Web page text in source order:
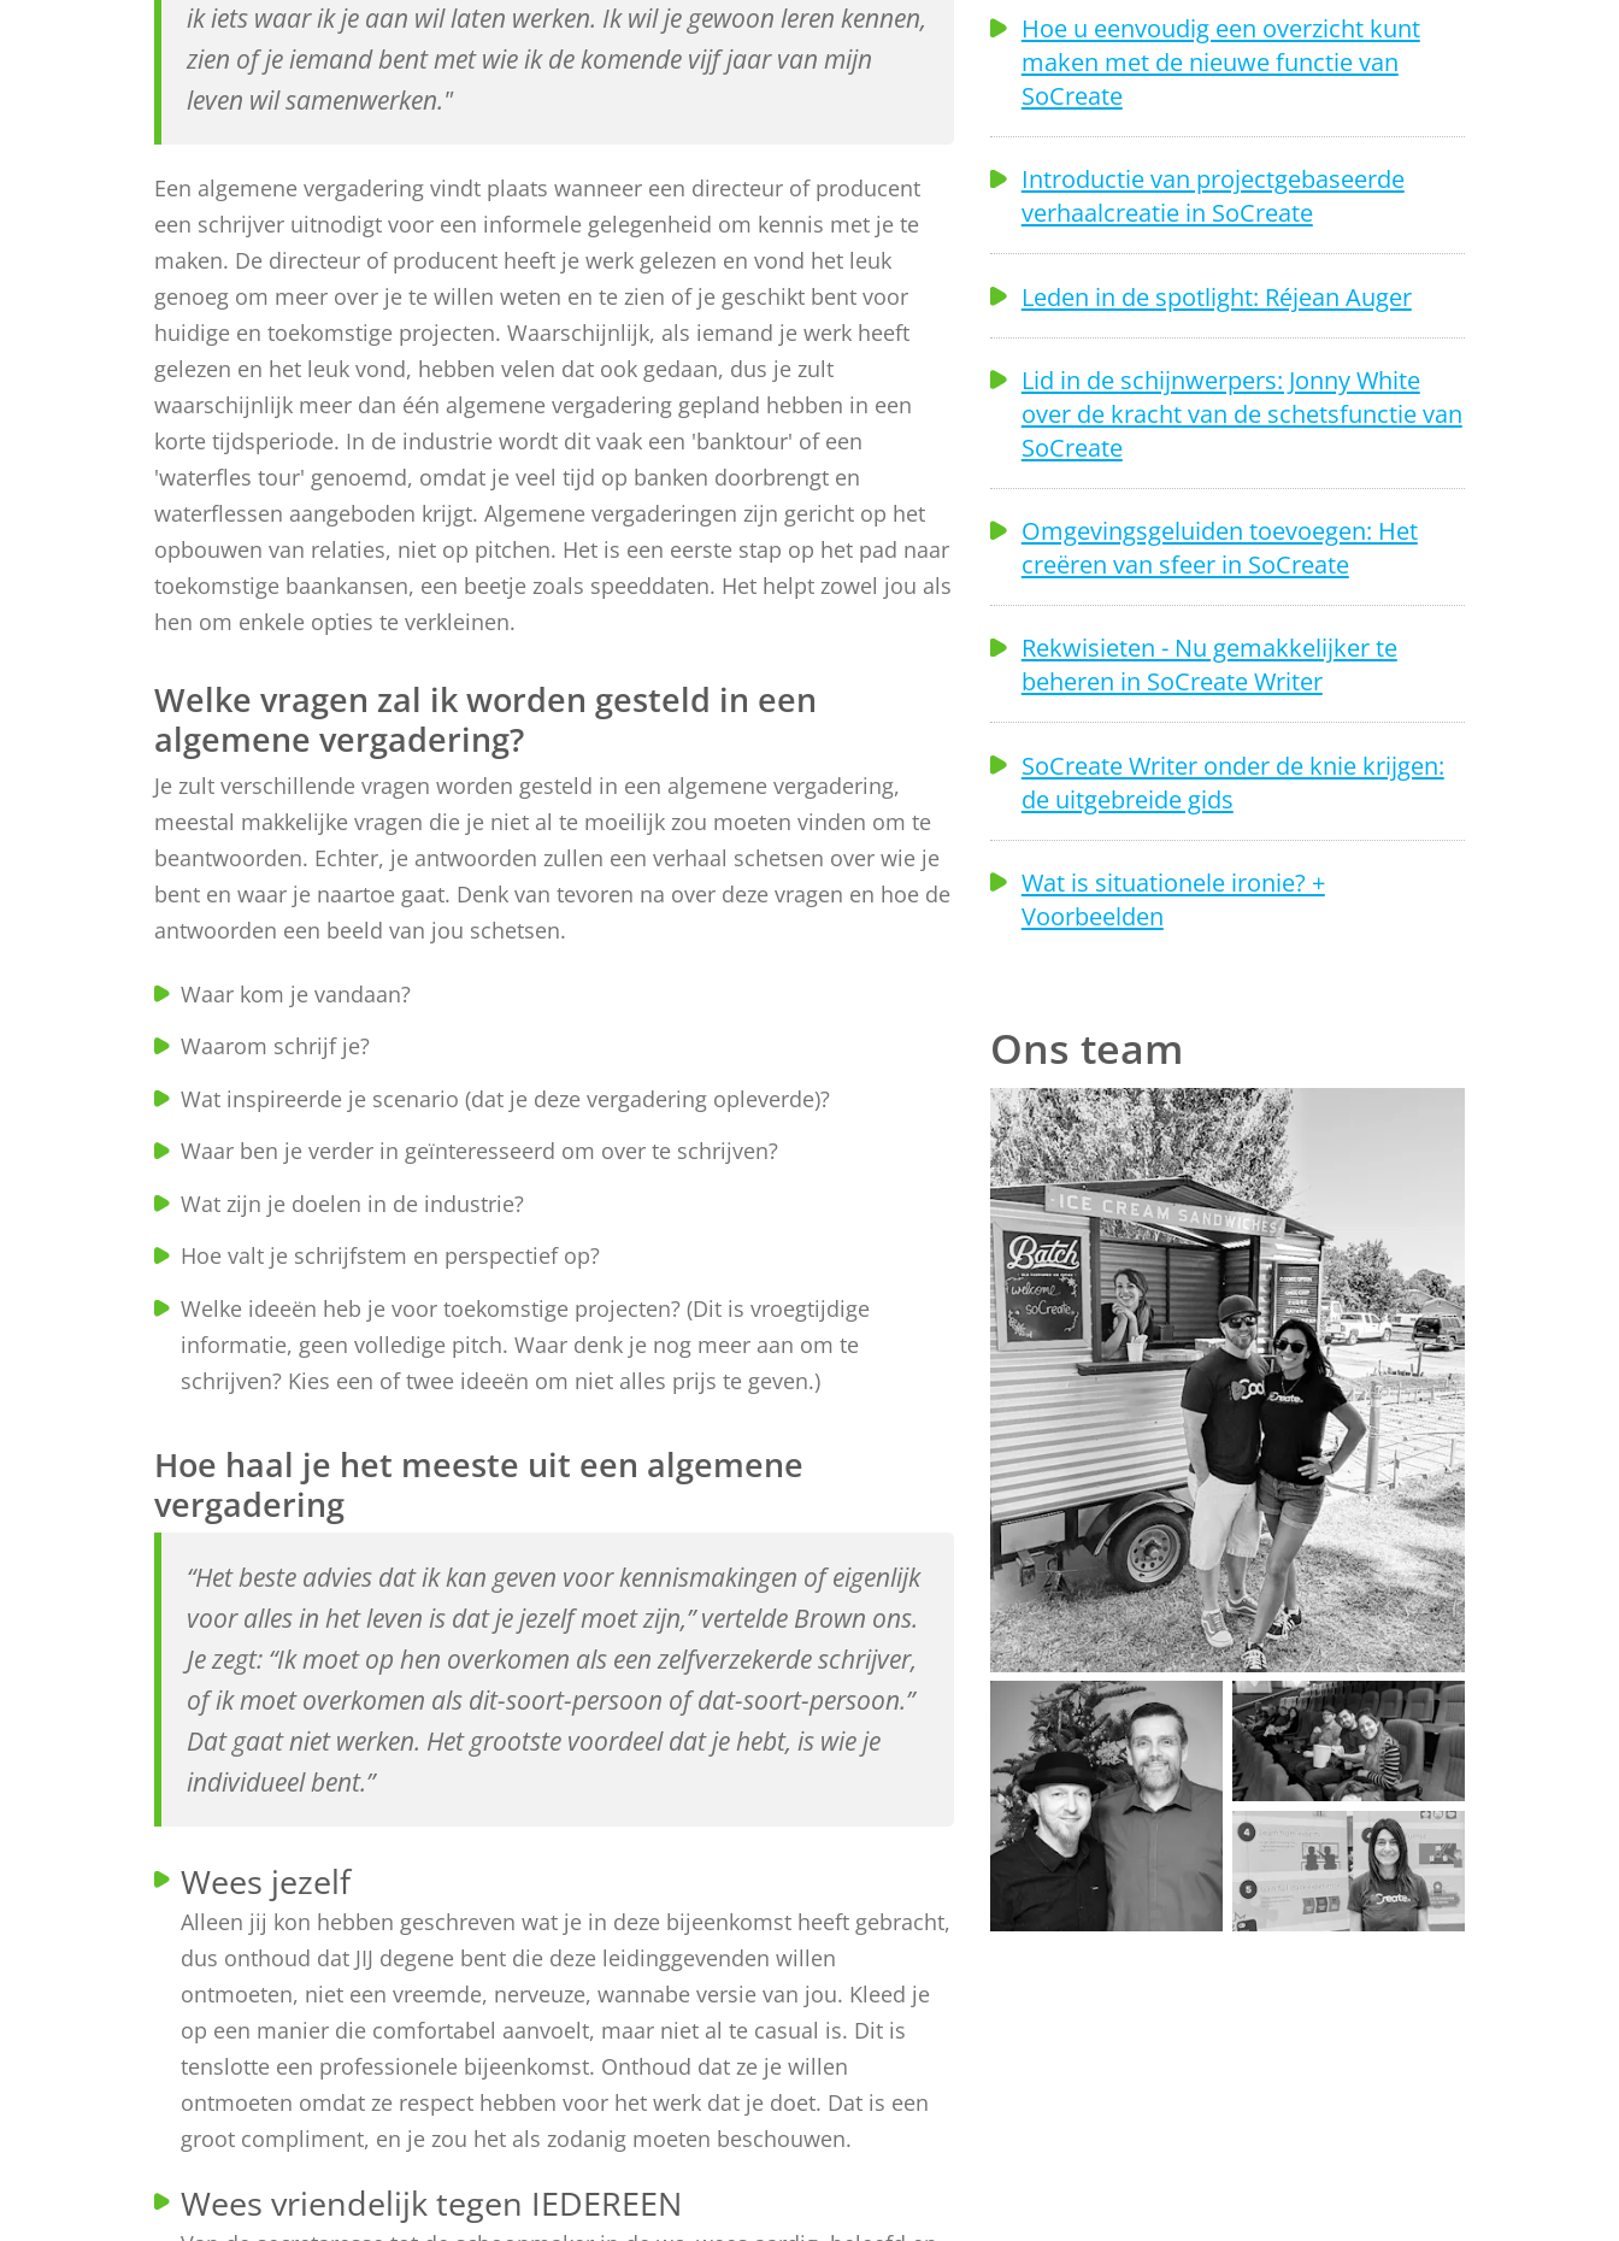
ik iets waar ik je aan wil laten werken. Ik wil je gewoon leren kennen,
zien of je iemand bent met wie ik de komende vijf jaar van mijn
leven wil samenwerken."
Een algemene vergadering vindt plaats wanneer een directeur of producent
een schrijver uitnodigt voor een informele gelegenheid om kennis met je te
maken. De directeur of producent heeft je werk gelezen en vond het leuk
genoeg om meer over je te willen weten en te zien of je geschikt bent voor
huidige en toekomstige projecten. Waarschijnlijk, als iemand je werk heeft
gelezen en het leuk vond, hebben velen dat ook gedaan, dus je zult
waarschijnlijk meer dan één algemene vergadering gepland hebben in een
korte tijdsperiode. In de industrie wordt dit vaak een 'banktour' of een
'waterfles tour' genoemd, omdat je veel tijd op banken doorbrengt en
waterflessen aangeboden krijgt. Algemene vergaderingen zijn gericht op het
opbouwen van relaties, niet op pitchen. Het is een eerste stap op het pad naar
toekomstige baankansen, een beetje zoals speeddaten. Het helpt zowel jou als
hen om enkele opties te verkleinen.
Welke vragen zal ik worden gesteld in een
algemene vergadering?
Je zult verschillende vragen worden gesteld in een algemene vergadering,
meestal makkelijke vragen die je niet al te moeilijk zou moeten vinden om te
beantwoorden. Echter, je antwoorden zullen een verhaal schetsen over wie je
bent en waar je naartoe gaat. Denk van tevoren na over deze vragen en hoe de
antwoorden een beeld van jou schetsen.
Waar kom je vandaan?
Waarom schrijf je?
Wat inspireerde je scenario (dat je deze vergadering opleverde)?
Waar ben je verder in geïnteresseerd om over te schrijven?
Wat zijn je doelen in de industrie?
Hoe valt je schrijfstem en perspectief op?
Welke ideeën heb je voor toekomstige projecten? (Dit is vroegtijdige
informatie, geen volledige pitch. Waar denk je nog meer aan om te
schrijven? Kies een of twee ideeën om niet alles prijs te geven.)
Hoe haal je het meeste uit een algemene
vergadering
“Het beste advies dat ik kan geven voor kennismakingen of eigenlijk
voor alles in het leven is dat je jezelf moet zijn,” vertelde Brown ons.
Je zegt: “Ik moet op hen overkomen als een zelfverzekerde schrijver,
of ik moet overkomen als dit-soort-persoon of dat-soort-persoon.”
Dat gaat niet werken. Het grootste voordeel dat je hebt, is wie je
individueel bent.”
Wees jezelf
Alleen jij kon hebben geschreven wat je in deze bijeenkomst heeft gebracht,
dus onthoud dat JIJ degene bent die deze leidinggevenden willen
ontmoeten, niet een vreemde, nerveuze, wannabe versie van jou. Kleed je
op een manier die comfortabel aanvoelt, maar niet al te casual is. Dit is
tenslotte een professionele bijeenkomst. Onthoud dat ze je willen
ontmoeten omdat ze respect hebben voor het werk dat je doet. Dat is een
groot compliment, en je zou het als zodanig moeten beschouwen.
Wees vriendelijk tegen IEDEREEN
Hoe u eenvoudig een overzicht kunt
maken met de nieuwe functie van
SoCreate
Introductie van projectgebaseerde
verhaalcreatie in SoCreate
Leden in de spotlight: Réjean Auger
Lid in de schijnwerpers: Jonny White
over de kracht van de schetsfunctie van
SoCreate
Omgevingsgeluiden toevoegen: Het
creëren van sfeer in SoCreate
Rekwisieten - Nu gemakkelijker te
beheren in SoCreate Writer
SoCreate Writer onder de knie krijgen:
de uitgebreide gids
Wat is situationele ironie? +
Voorbeelden
Ons team